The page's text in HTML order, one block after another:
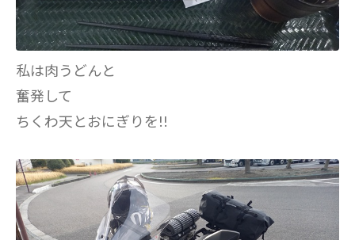
私は肉うどんと
奮発して
ちくわ天とおにぎりを!!